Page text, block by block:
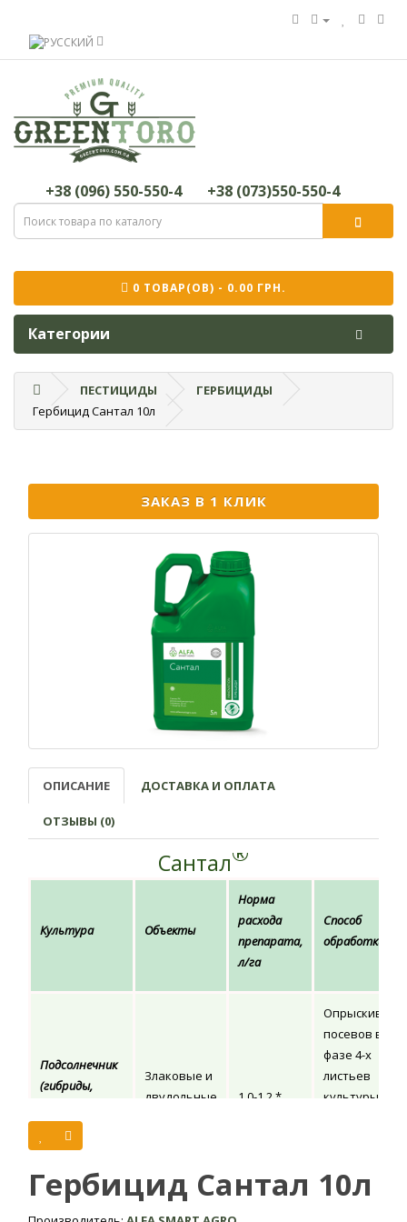
+38 (096) 550-550-4 +38 (073)550-550-4
0 ТОВАР(ОВ) - 0.00 ГРН.
Категории
ПЕСТИЦИДЫ
ГЕРБИЦИДЫ
Гербицид Сантал 10л
ЗАКАЗ В 1 КЛИК
ОПИСАНИЕ ДОСТАВКА И ОПЛАТА
ОТЗЫВЫ (0)
Сантал®
Культура Объекты
Норма
расхода
препарата,
л/га
Способ
обработки
Подсолнечник
(гибриды,
имидазолинам)
Злаковые и
двудольные
1,0-1,2 *
посевов в
фазе 4-х
листьев
культуры и на
сорняков
Гербицид Сантал 10л